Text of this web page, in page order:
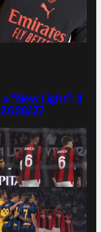
“New Light": il
27